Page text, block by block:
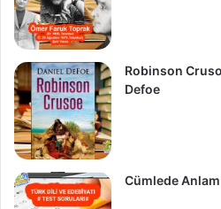
Robinson
Defoe
Cümlede